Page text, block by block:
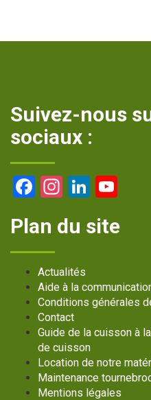
Suivez-nous
sociaux :
Facebook
Instagram
Plan du site
Actualités
Aide à la
Conditions générales
Contact
Guide de la cuisson à
de cuisson
Location de notre
Maintenance
Mentions légales